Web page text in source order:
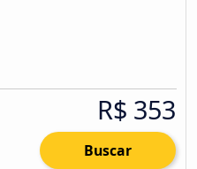
R$ 353
Buscar